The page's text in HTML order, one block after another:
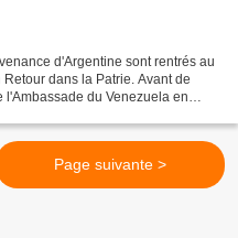
d'Argentine sont rentrés au
dans la Patrie. Avant de
l'Ambassade du Venezuela en
Page suivante >